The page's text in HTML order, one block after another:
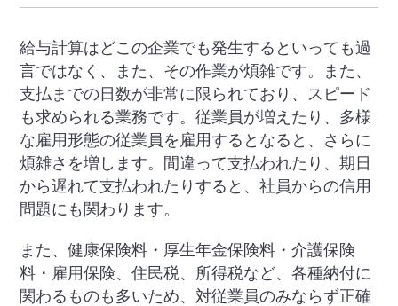
給与計算はどこの企業でも発生するといっても過
言ではなく、また、その作業が煩雑です。また、
支払までの日数が非常に限られており、スピード
も求められる業務です。従業員が増えたり、多様
な雇用形態の従業員を雇用するとなると、さらに
煩雑さを増します。間違って支払われたり、期日
から遅れて支払われたりすると、社員からの信用
問題にも関わります。
また、健康保険料・厚生年金保険料・介護保険
料・雇用保険、住民税、所得税など、各種納付に
関わるものも多いため、対従業員のみならず正確